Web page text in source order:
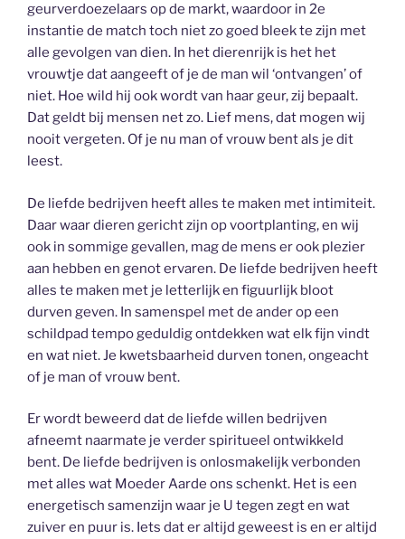
geurverdoezelaars op de markt, waardoor in 2e
instantie de match toch niet zo goed bleek te zijn met
alle gevolgen van dien. In het dierenrijk is het het
vrouwtje dat aangeeft of je de man wil ‘ontvangen’ of
niet. Hoe wild hij ook wordt van haar geur, zij bepaalt.
Dat geldt bij mensen net zo. Lief mens, dat mogen wij
nooit vergeten. Of je nu man of vrouw bent als je dit
leest.
De liefde bedrijven heeft alles te maken met intimiteit.
Daar waar dieren gericht zijn op voortplanting, en wij
ook in sommige gevallen, mag de mens er ook plezier
aan hebben en genot ervaren. De liefde bedrijven heeft
alles te maken met je letterlijk en figuurlijk bloot
durven geven. In samenspel met de ander op een
schildpad tempo geduldig ontdekken wat elk fijn vindt
en wat niet. Je kwetsbaarheid durven tonen, ongeacht
of je man of vrouw bent.
Er wordt beweerd dat de liefde willen bedrijven
afneemt naarmate je verder spiritueel ontwikkeld
bent. De liefde bedrijven is onlosmakelijk verbonden
met alles wat Moeder Aarde ons schenkt. Het is een
energetisch samenzijn waar je U tegen zegt en wat
zuiver en puur is. Iets dat er altijd geweest is en er altijd